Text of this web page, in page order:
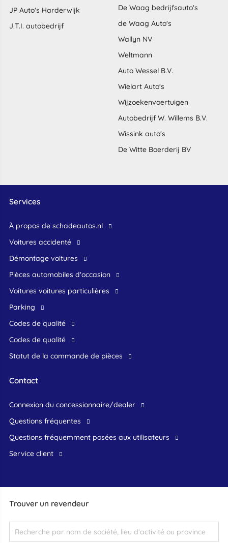
JP Auto's Harderwijk
J.T.I. autobedrijf
De Waag bedrijfsauto's
de Waag Auto's
Wallyn NV
Weltmann
Auto Wessel B.V.
Wielart Auto's
Wijzoekenvoertuigen
Autobedrijf W. Willems B.V.
Wissink auto's
De Witte Boerderij BV
Trouver un revendeur
Services
À propos de schadeautos.nl
Voitures accidenté
Démontage voitures
Pièces automobiles d'occasion
voitures voitures particulières
Parking
Codes de qualité
Codes de qualité
Statut de la commande de pièces
Contact
connexion du concessionnaire/dealer
Questions fréquentes
questions fréquemment posées aux utilisateurs
service client